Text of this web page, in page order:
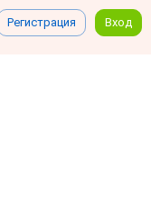
Регистрация Вход